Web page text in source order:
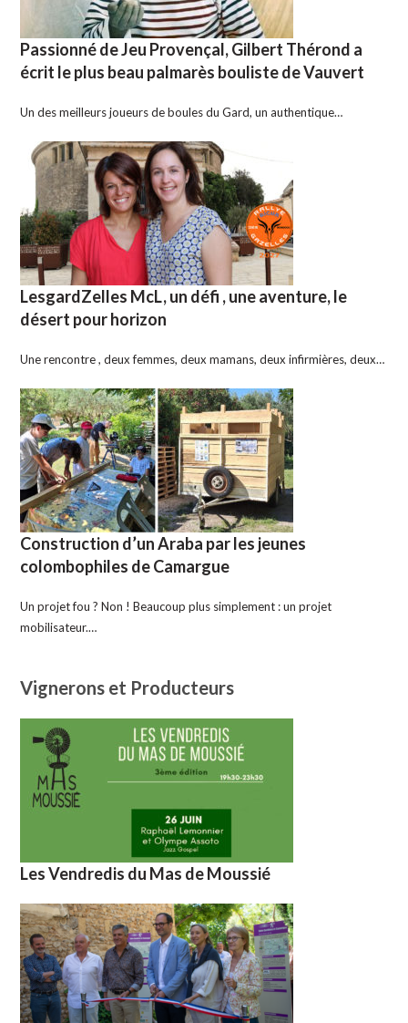
Passionné de Jeu Provençal, Gilbert Thérond a
écrit le plus beau palmarès bouliste de Vauvert
Un des meilleurs joueurs de boules du Gard, un authentique…
LesgardZelles McL, un défi , une aventure, le
désert pour horizon
Une rencontre , deux femmes, deux mamans, deux infirmières, deux…
Construction d’un Araba par les jeunes
colombophiles de Camargue
Un projet fou ? Non ! Beaucoup plus simplement : un projet
mobilisateur.…
Vignerons et Producteurs
Les Vendredis du Mas de Moussié